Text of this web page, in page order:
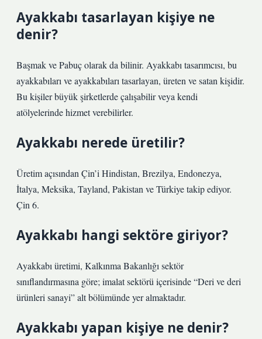
Ayakkabı tasarlayan kişiye ne
denir?
Başmak ve Pabuç olarak da bilinir. Ayakkabı tasarımcısı, bu
ayakkabıları ve ayakkabıları tasarlayan, üreten ve satan kişidir.
Bu kişiler büyük şirketlerde çalışabilir veya kendi
atölyelerinde hizmet verebilirler.
Ayakkabı nerede üretilir?
Üretim açısından Çin’i Hindistan, Brezilya, Endonezya,
İtalya, Meksika, Tayland, Pakistan ve Türkiye takip ediyor.
Çin 6.
Ayakkabı hangi sektöre giriyor?
Ayakkabı üretimi, Kalkınma Bakanlığı sektör
sınıflandırmasına göre; imalat sektörü içerisinde “Deri ve deri
ürünleri sanayi” alt bölümünde yer almaktadır.
Ayakkabı yapan kişiye ne denir?